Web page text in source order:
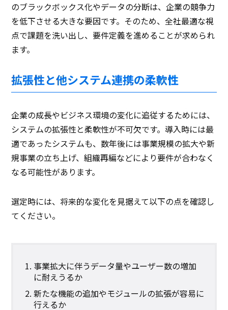
のブラックボックス化やデータの分断は、企業の競争力
を低下させる大きな要因です。そのため、全社最適な視
点で課題を洗い出し、要件定義を進めることが求められ
ます。
拡張性と他システム連携の柔軟性
企業の成長やビジネス環境の変化に追従するためには、
システムの拡張性と柔軟性が不可欠です。導入時には最
適であったシステムも、数年後には事業規模の拡大や新
規事業の立ち上げ、組織再編などにより要件が合わなく
なる可能性があります。
選定時には、将来的な変化を見据えて以下の点を確認し
てください。
事業拡大に伴うデータ量やユーザー数の増加
に耐えうるか
新たな機能の追加やモジュールの拡張が容易に
行えるか